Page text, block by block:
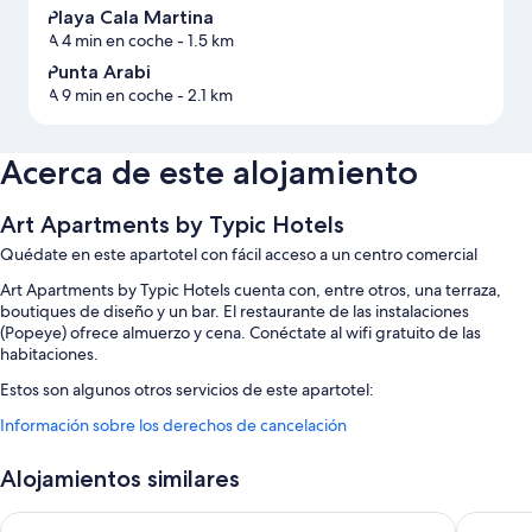
Playa Cala Martina
A 4 min en coche- 1.5 km
Punta Arabi
A 9 min en coche- 2.1 km
Acerca de este alojamiento
Art Apartments by Typic Hotels
Quédate en este apartotel con fácil acceso a un centro comercial
Art Apartments by Typic Hotels cuenta con, entre otros, una terraza,
boutiques de diseño y un bar. El restaurante de las instalaciones
(Popeye) ofrece almuerzo y cena. Conéctate al wifi gratuito de las
habitaciones.
Estos son algunos otros servicios de este apartotel:
Una piscina al aire libre de temporada con tumbonas
entradas y personal multilingüe
Una máquina expendedora, espacios sin humos y muebles de
Información sobre los derechos de cancelación
Alojamientos similares
Cala Llenya Resort Ibiza - Hotel